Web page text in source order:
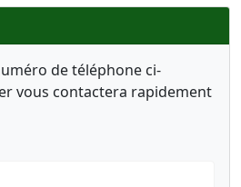
de téléphone ci-
vous contactera rapidement